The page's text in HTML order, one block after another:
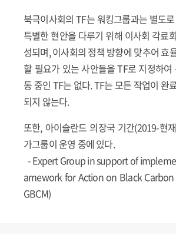
북극이사회의 TF는 워킹그룹과는 별도
특별한 현안을 다루기 위해 이사회 각료
성되며, 이사회의 정책 방향에 맞추어 효
할 필요가 있는 사안들을 TF로 지정하여
동 중인 TF는 없다. TF는 모든 작업이 완
되지 않는다.
또한, 아이슬란드 의장국 기간(2019-현
가그룹이 운영 중에 있다.
- Expert Group in support of
amework for Action on Black
GBCM)